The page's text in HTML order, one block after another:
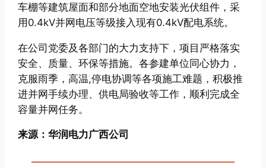
车棚等建筑屋面和部分地面空地安装光伏组件，采
用0.4kV并网电压等级接入现有0.4kV配电系统。
在公司党委及各部门的大力支持下，项目严格落实
安全、质量、环保等措施。各参建单位同心协力，
克服雨季，高温,停电协调等各项施工难题，积极推
进并网手续办理、供电局验收等工作，顺利完成全
容量并网任务。
来源：华润电力广西公司